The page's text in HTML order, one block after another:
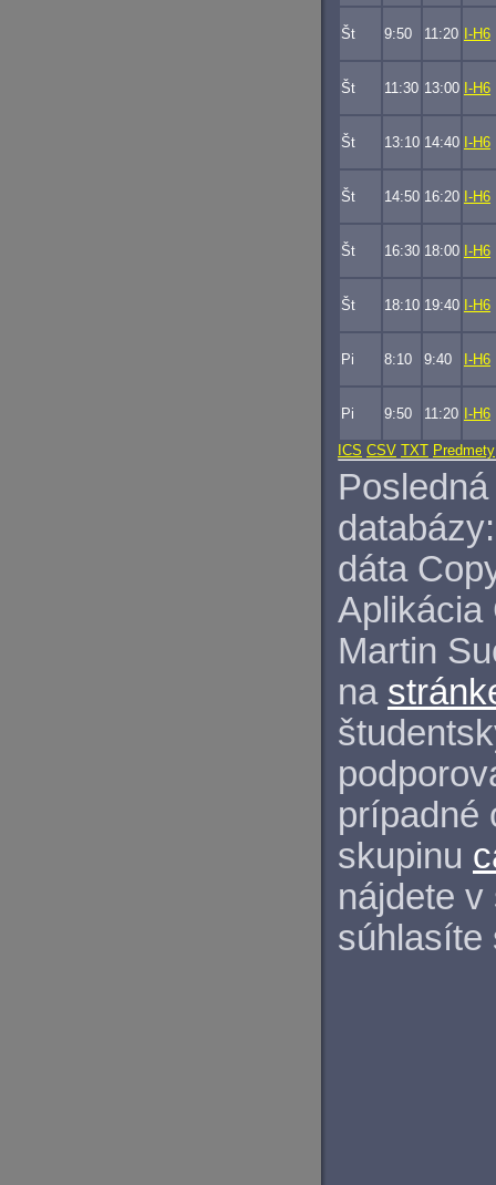
Št 9:50 11:20 I-H6
Št 11:30 13:00 I-H6
Št 13:10 14:40 I-H6
Št 14:50 16:20 I-H6
Št 16:30 18:00 I-H6
Št 18:10 19:40 I-H6
Pi 8:10 9:40 I-H6
Pi 9:50 11:20 I-H6
ICS CSV TXT Predmety
databázy:
dáta
Aplikácia
Martin
na
prípadné
skupinu
nájdete